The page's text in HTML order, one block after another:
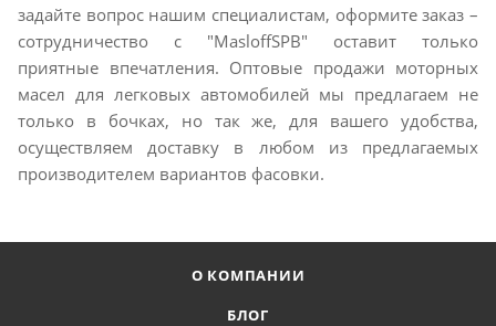
задайте вопрос нашим специалистам, оформите заказ –
сотрудничество с "MasloffSPB" оставит только
приятные впечатления. Оптовые продажи моторных
масел для легковых автомобилей мы предлагаем не
только в бочках, но так же, для вашего удобства,
осуществляем доставку в любом из предлагаемых
производителем вариантов фасовки.
О КОМПАНИИ
БЛОГ